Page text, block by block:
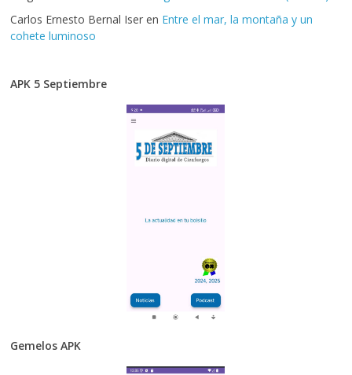
Carlos Ernesto Bernal Iser en Entre el mar, la montaña y un
cohete luminoso
APK 5 Septiembre
Gemelos APK